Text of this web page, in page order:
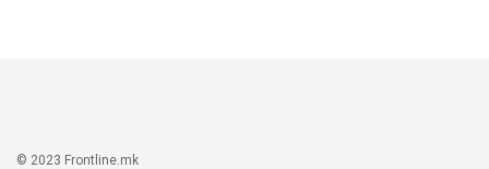
© 2023 Frontline.mk